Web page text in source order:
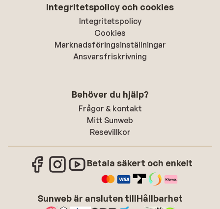
Integritetspolicy och cookies
Integritetspolicy
Cookies
Marknadsföringsinställningar
Ansvarsfriskrivning
Behöver du hjälp?
Frågor & kontakt
Mitt Sunweb
Resevillkor
Betala säkert och enkelt
Sunweb är ansluten tillHållbarhet